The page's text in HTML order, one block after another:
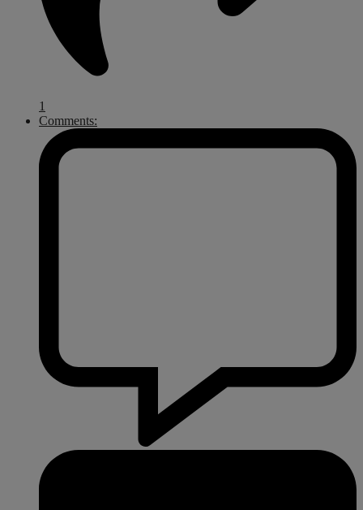
1
Comments: